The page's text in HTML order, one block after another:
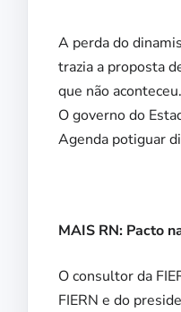
A perda do
trazia a proposta
que não
O governo do
Agenda potiguar
MAIS RN: Pacto
O consultor da
FIERN e do